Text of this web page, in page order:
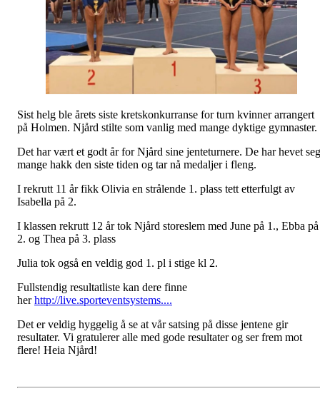
Sist helg ble årets siste kretskonkurranse for turn kvinner arrangert
på Holmen. Njård stilte som vanlig med mange dyktige gymnaster.
Det har vært et godt år for Njård sine jenteturnere. De har hevet seg
mange hakk den siste tiden og tar nå medaljer i fleng.
I rekrutt 11 år fikk Olivia en strålende 1. plass tett etterfulgt av
Isabella på 2.
I klassen rekrutt 12 år tok Njård storeslem med June på 1., Ebba på
2. og Thea på 3. plass
Julia tok også en veldig god 1. pl i stige kl 2.
Fullstendig resultatliste kan dere finne
herhttp://live.sporteventsystems....
Det er veldig hyggelig å se at vår satsing på disse jentene gir
resultater. Vi gratulerer alle med gode resultater og ser frem mot
flere! Heia Njård!